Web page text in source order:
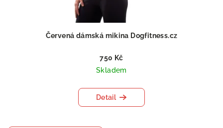
Červená dámská mikina Dogfitness.cz
750 Kč
Skladem
Detail